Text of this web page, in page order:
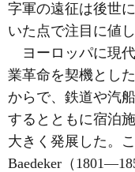
字軍の遠征は後世
いた点で注目に値し
ヨーロッパに現
業革命を契機とし
からで、鉄道や汽
するとともに宿泊
大きく発展した。
Baedeker（